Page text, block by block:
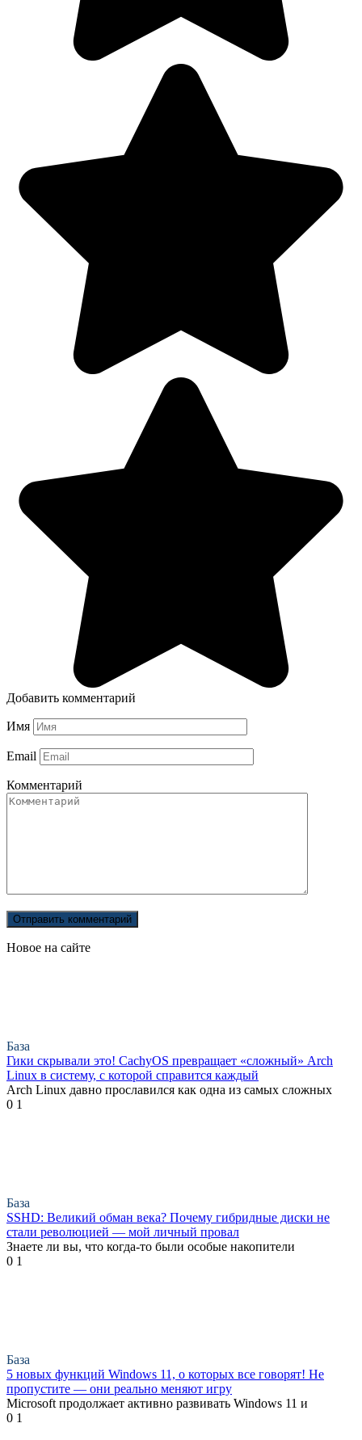
Добавить комментарий
Имя
Email
Комментарий
Новое на сайте
База
Гики скрывали это! CachyOS превращает «сложный» Arch
Linux в систему, с которой справится каждый
Arch Linux давно прославился как одна из самых сложных
0 1
База
SSHD: Великий обман века? Почему гибридные диски не
стали революцией — мой личный провал
Знаете ли вы, что когда-то были особые накопители
0 1
База
5 новых функций Windows 11, о которых все говорят! Не
пропустите — они реально меняют игру
Microsoft продолжает активно развивать Windows 11 и
0 1